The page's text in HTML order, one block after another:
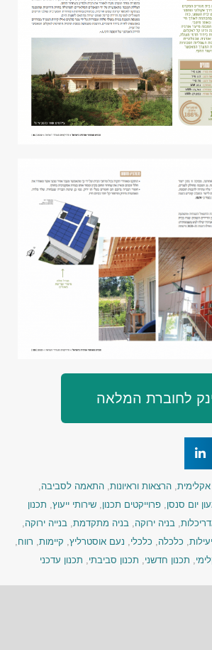
לחוברת המלאה
אקלימית, הרצאות וראיונות, התאמה לסביבה,
יום סנסן, פרוייקטים תכנון, שירותי ייעוץ, תכנון
, בניה ירוקה, בניה מתקדמת, בנייה ירוקה,
יעילות, כלכלה, כלכלי, נעם אוסטרליץ, קיימות, רווח,
, תכנון חדשני, תכנון סביבתי, תכנון עדכני